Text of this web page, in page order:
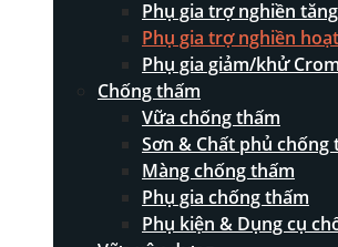
Phụ gia trợ nghiền
Phụ gia trợ nghiền
Phụ gia giảm/khử Crom
Chống thấm
Vữa chống thấm
Sơn & Chất phủ chống
Màng chống thấm
Phụ gia chống thấm
Phụ kiện & Dụng cụ